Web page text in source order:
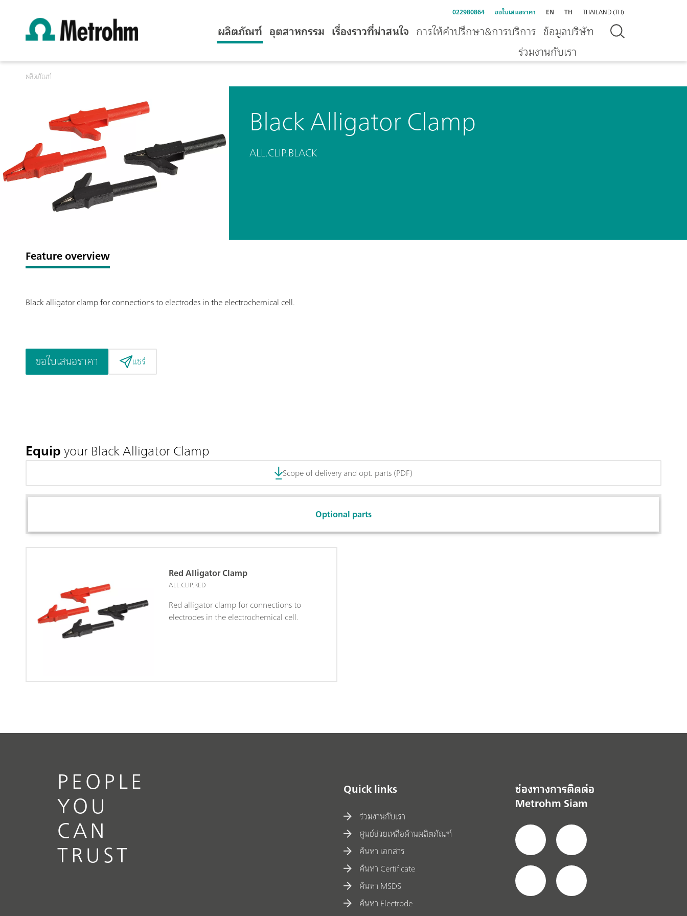
022980864 ขอใบเสนอราคา EN TH THAILAND (TH)
ผลิตภัณฑ์ อุตสาหกรรม เรื่องราวที่น่าสนใจ การให้คำปรึกษา&การบริการ ข้อมูลบริษัท
ร่วมงานกับเรา
ผลิตภัณฑ์
Black Alligator Clamp
ALL.CLIP.BLACK
Feature overview
Black alligator clamp for connections to electrodes in the electrochemical cell.
ขอใบเสนอราคา แชร์
Equipyour Black Alligator Clamp
Scope of delivery and opt. parts (PDF)
Optional parts
Red Alligator Clamp
ALL.CLIP.RED
Red alligator clamp for connections to
electrodes in the electrochemical cell.
PEOPLE
YOU
CAN
TRUST
Quick links
ร่วมงานกับเรา
ศูนย์ช่วยเหลือด้านผลิตภัณฑ์
ค้นหา เอกสาร
ค้นหา Certificate
ค้นหา MSDS
ค้นหา Electrode
ช่องทางการติดต่อ
Metrohm Siam